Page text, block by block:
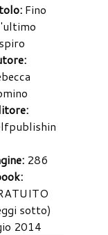
Fino
286
sotto)
2014